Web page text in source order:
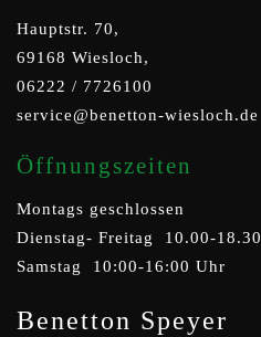
Hauptstr. 70,
69168 Wiesloch,
06222 / 7726100
service@benetton-wiesloch.de
Öffnungszeiten
Montags geschlossen
Dienstag- Freitag 10.00-
Samstag 10:00-16:00 Uhr
Benetton Speyer